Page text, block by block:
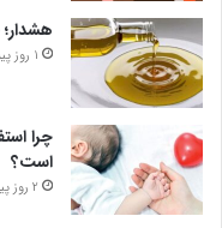
1 روز پیش
چرا
است؟
2 روز پیش